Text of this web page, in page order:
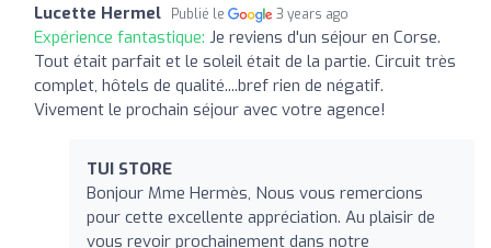
Lucette Hermel Publié le 3 years ago
Expérience fantastique: Je reviens d'un séjour en Corse.
Tout était parfait et le soleil était de la partie. Circuit très
complet, hôtels de qualité....bref rien de négatif.
Vivement le prochain séjour avec votre agence!
TUI STORE
Bonjour Mme Hermès, Nous vous remercions
pour cette excellente appréciation. Au plaisir de
vous revoir prochainement dans notre